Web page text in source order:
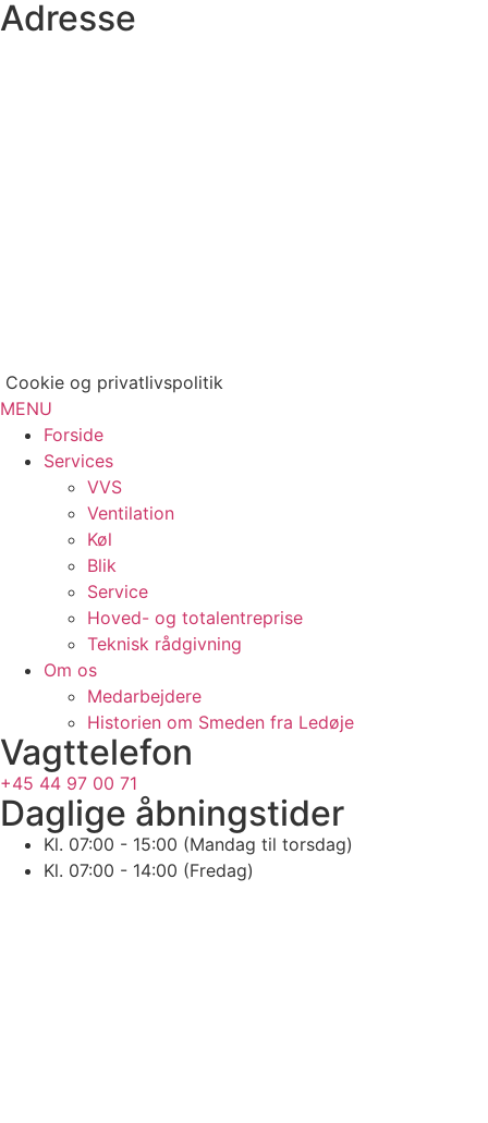
Adresse
Cookie og privatlivspolitik
MENU
Main
Menu
Forside
Services
VVS
Ventilation
Køl
Blik
Service
Hoved- og totalentreprise
Teknisk rådgivning
Om os
Medarbejdere
Historien om Smeden fra Ledøje
Vagttelefon
+45 44 97 00 71
Daglige åbningstider
Kl. 07:00 - 15:00 (Mandag til torsdag)
Kl. 07:00 - 14:00 (Fredag)